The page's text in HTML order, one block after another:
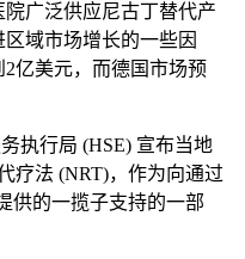
广泛供应尼古丁替代产
域市场增长的一些因
亿美元，而德国市场预
执行局 (HSE) 宣布当地
疗法 (NRT)，作为向通过
供的一揽子支持的一部